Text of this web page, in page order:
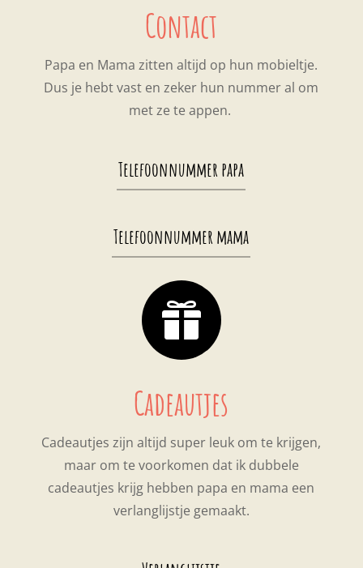
Contact
Papa en Mama zitten altijd op hun mobieltje.
Dus je hebt vast en zeker hun nummer al om
met ze te appen.
Telefoonnummer papa
Telefoonnummer mama

Cadeautjes
Cadeautjes zijn altijd super leuk om te krijgen,
maar om te voorkomen dat ik dubbele
cadeautjes krijg hebben papa en mama een
verlanglijstje gemaakt.